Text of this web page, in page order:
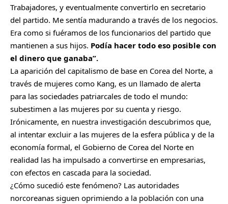
Trabajadores, y eventualmente convertirlo en secretario
del partido. Me sentía madurando a través de los negocios.
Era como si fuéramos de los funcionarios del partido que
mantienen a sus hijos. Podía hacer todo eso posible con
el dinero que ganaba”.
La aparición del capitalismo de base en Corea del Norte, a
través de mujeres como Kang, es un llamado de alerta
para las sociedades patriarcales de todo el mundo:
subestimen a las mujeres por su cuenta y riesgo.
Irónicamente, en nuestra investigación descubrimos que,
al intentar excluir a las mujeres de la esfera pública y de la
economía formal, el Gobierno de Corea del Norte en
realidad las ha impulsado a convertirse en empresarias,
con efectos en cascada para la sociedad.
¿Cómo sucedió este fenómeno? Las autoridades
norcoreanas siguen oprimiendo a la población con una